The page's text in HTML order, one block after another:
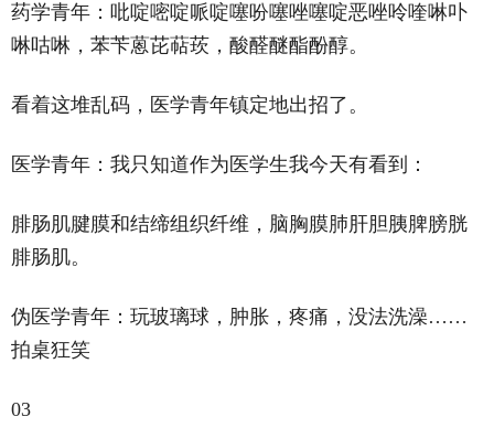
药学青年：吡啶嘧啶哌啶噻吩噻唑噻啶恶唑呤喹啉卟
啉咕啉，苯苄蒽芘萜莰，酸醛醚酯酚醇。
看着这堆乱码，医学青年镇定地出招了。
医学青年：我只知道作为医学生我今天有看到：
腓肠肌腱膜和结缔组织纤维，脑胸膜肺肝胆胰脾膀胱
腓肠肌。
伪医学青年：玩玻璃球，肿胀，疼痛，没法洗澡……
拍桌狂笑
03